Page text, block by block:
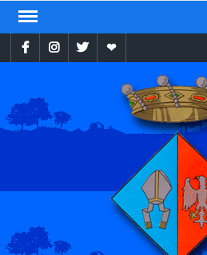
Skip
contentFacebookInstragram
TwitterEbando